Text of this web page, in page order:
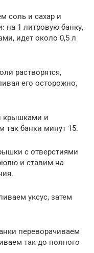
соль и сахар и
на 1 литровую банку,
идет около 0,5 л
растворятся,
его осторожно,
крышками и
банки минут 15.
с отверстиями
и ставим на
уксус, затем
переворачиваем
так до полного